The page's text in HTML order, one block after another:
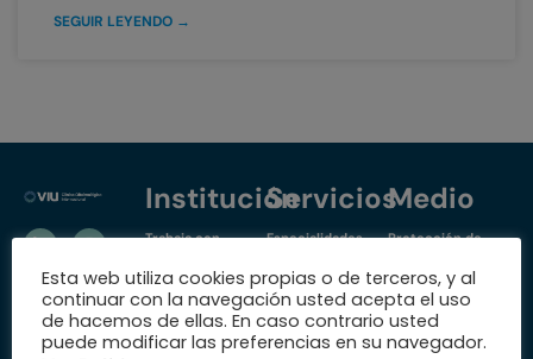
SEGUIR LEYENDO →
Institución
Trabaja con
Nuestras sedes
Estados
financieros
Servicios
Especialidades
Nuestra fundación
Educación
Medio
Protección de
Política de
cookies
Propiedad
Esta web utiliza cookies propias o de terceros, y al
continuar con la navegación usted acepta el uso
de hacemos de ellas. En caso contrario usted
puede modificar las preferencias en su navegador.